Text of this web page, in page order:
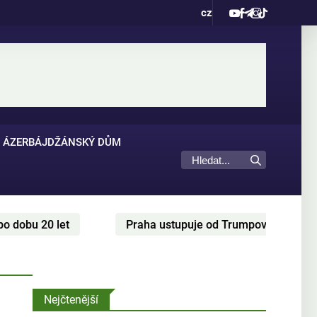
cz
ÁZERBÁJDŽÁNSKÝ DŮM
let Praha ustupuje od Trumpova pozadavku?
Nejčtenější